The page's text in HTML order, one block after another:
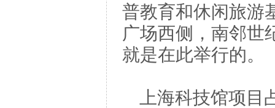
普教育和休闲旅游
广场西侧，南邻世
就是在此举行的
上海科技馆项